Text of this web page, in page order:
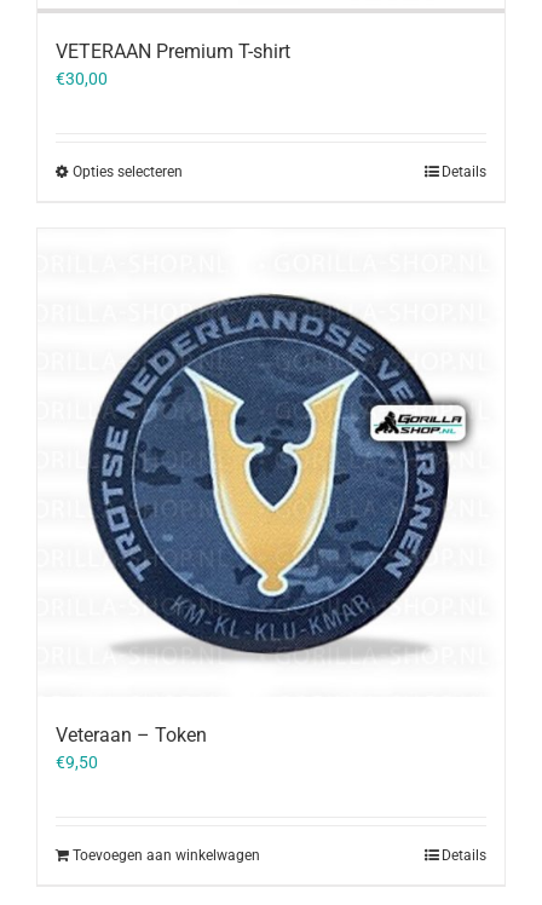
VETERAAN Premium T-shirt
€30,00
Opties selecteren Details
Veteraan – Token
€9,50
Toevoegen aan winkelwagen Details